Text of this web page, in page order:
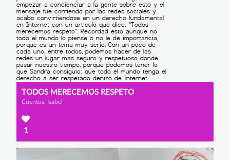
TODOS MERECEMOS RESPETO
Cuentos, Isabel
1